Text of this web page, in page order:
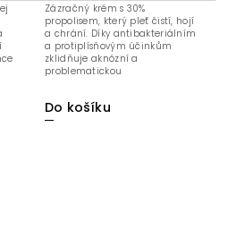
Do košíku
Zázračný krém s 30%
propolisem, který pleť čistí, hojí
a chrání. Díky antibakteriálním
a protiplísňovým účinkům
zklidňuje aknózní a
problematickou